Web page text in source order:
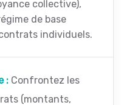
collective),
de base
individuels.
: Confrontez les
(montants,